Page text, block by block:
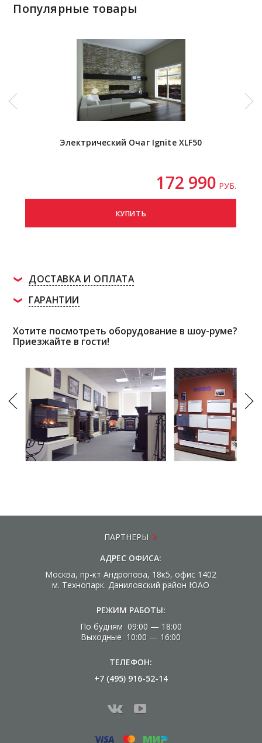
Популярные товары
Электрический Очаг Ignite XLF50
172 990 РУБ.
КУПИТЬ
ДОСТАВКА И ОПЛАТА
ГАРАНТИИ
Хотите посмотреть оборудование в шоу-руме?
Приезжайте в гости!
ПАРТНЕРЫ
АДРЕС ОФИСА:
Москва, пр-кт Андропова, 18к5, офис 1402
м. Технопарк. Даниловский район ЮАО
РЕЖИМ РАБОТЫ:
По будням 09:00 — 18:00
Выходные 10:00 — 16:00
ТЕЛЕФОН:
+7 (495) 916-52-14